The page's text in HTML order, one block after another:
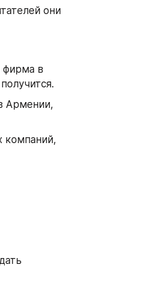
они
фирма в
Армении,
компаний,